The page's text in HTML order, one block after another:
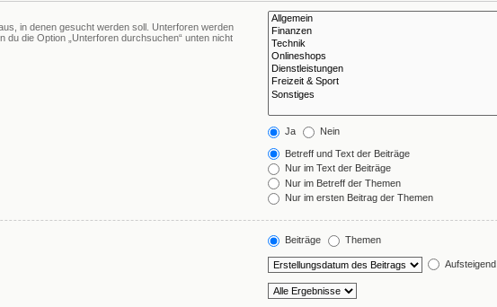
in denen gesucht werden soll. Unterforen werden
du die Option „Unterforen durchsuchen“ unten nicht
Ja Nein
Betreff und Text der Beiträge
Nur im Text der Beiträge
Nur im Betreff der Themen
Nur im ersten Beitrag der Themen
Beiträge Themen
Aufsteigend